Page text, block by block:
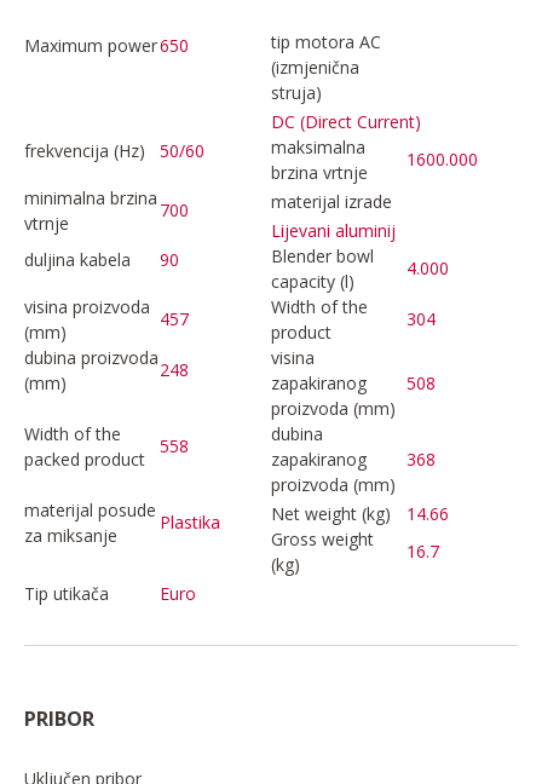
Maximum power650
tip motora AC
(izmjenična
struja)
DC (Direct Current)
frekvencija (Hz)
50/60
maksimalna
brzina vrtnje
1600.000
minimalna brzina
vtrnje
700
materijal izrade
Lijevani aluminij
duljina kabela
90
Blender bowl
capacity (l)
4.000
visina proizvoda
(mm)
457
Width of the
product
304
dubina proizvoda
(mm)
248
visina
zapakiranog
proizvoda (mm)
508
Width of the
packed product
558
dubina
zapakiranog
proizvoda (mm)
368
materijal posude
za miksanje
Plastika Net weight (kg)
14.66
Gross weight
(kg)
16.7
Tip utikača
Euro
PRIBOR
Uključen pribor